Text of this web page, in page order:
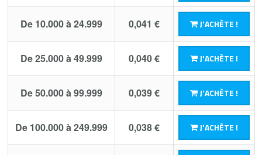
De 10.000 à 24.999 0,041 € J'ACHÈTE !
De 25.000 à 49.999 0,040 € J'ACHÈTE !
De 50.000 à 99.999 0,039 € J'ACHÈTE !
De 100.000 à 249.999 0,038 € J'ACHÈTE !